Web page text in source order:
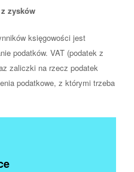
zysków
księgowości jest
podatków. VAT (podatek z
zaliczki na rzecz podatek
podatkowe, z którymi trzeba